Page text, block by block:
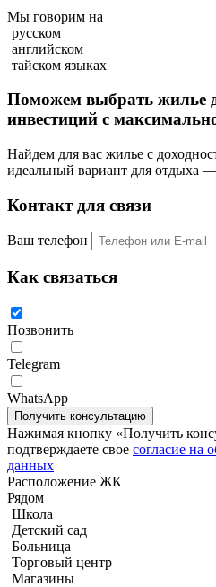
Мы говорим на
русском
английском
тайском языках
Поможем выбрать жилье
инвестиций с
Найдем для вас жилье с
идеальный вариант для отдыха —
Контакт для связи
Ваш телефон
Как связаться
Позвонить
Telegram
WhatsApp
Нажимая кнопку «Получить
подтверждаете свое согласие на
данных
Расположение ЖК
Квартира с 2-мя
Рядом
Школа
Детский сад
Больница
Торговый центр
Магазины